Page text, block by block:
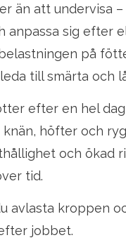
än att undervisa
anpassa sig efter
på
till smärta och
efter en hel
knän, höfter och
och ökad
tid.
avlasta kroppen
jobbet.